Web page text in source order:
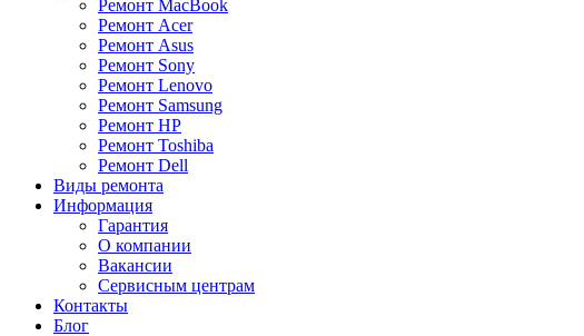
Ремонт MacBook
Ремонт Acer
Ремонт Asus
Ремонт Sony
Ремонт Lenovo
Ремонт Samsung
Ремонт HP
Ремонт Toshiba
Ремонт Dell
Виды ремонта
Информация
Гарантия
О компании
Вакансии
Сервисным центрам
Контакты
Блог